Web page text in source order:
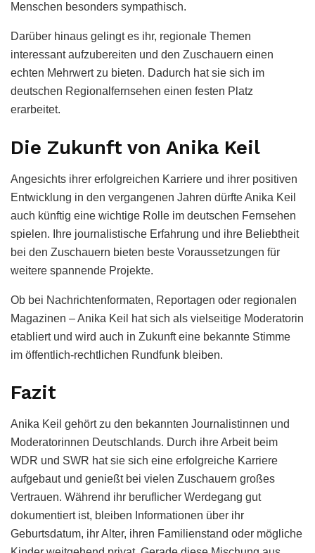
Menschen besonders sympathisch.
Darüber hinaus gelingt es ihr, regionale Themen
interessant aufzubereiten und den Zuschauern einen
echten Mehrwert zu bieten. Dadurch hat sie sich im
deutschen Regionalfernsehen einen festen Platz
erarbeitet.
Die Zukunft von Anika Keil
Angesichts ihrer erfolgreichen Karriere und ihrer positiven
Entwicklung in den vergangenen Jahren dürfte Anika Keil
auch künftig eine wichtige Rolle im deutschen Fernsehen
spielen. Ihre journalistische Erfahrung und ihre Beliebtheit
bei den Zuschauern bieten beste Voraussetzungen für
weitere spannende Projekte.
Ob bei Nachrichtenformaten, Reportagen oder regionalen
Magazinen – Anika Keil hat sich als vielseitige Moderatorin
etabliert und wird auch in Zukunft eine bekannte Stimme
im öffentlich-rechtlichen Rundfunk bleiben.
Fazit
Anika Keil gehört zu den bekannten Journalistinnen und
Moderatorinnen Deutschlands. Durch ihre Arbeit beim
WDR und SWR hat sie sich eine erfolgreiche Karriere
aufgebaut und genießt bei vielen Zuschauern großes
Vertrauen. Während ihr beruflicher Werdegang gut
dokumentiert ist, bleiben Informationen über ihr
Geburtsdatum, ihr Alter, ihren Familienstand oder mögliche